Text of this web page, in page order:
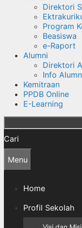
Direktori
Program
Beasiswa
e-Raport
Alumni
Direktori
Info
Kemitraan
PPDB Online
E-Learning
Cari
Menu
Home
Profil Sekolah